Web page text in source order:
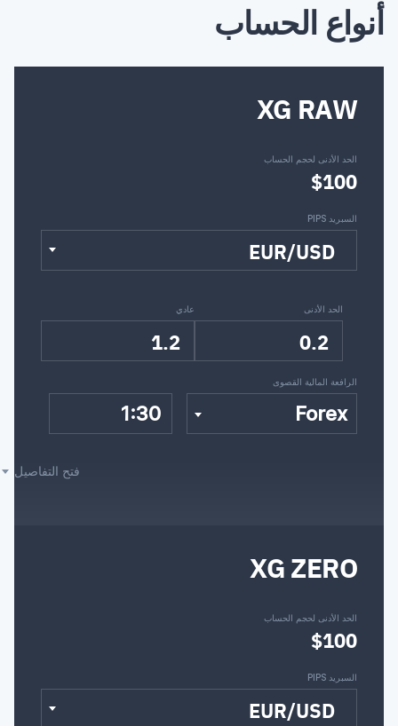
أنواع الحساب
XG RAW
فتح التفاصيل
الحد الأدنى لحجم الحساب
$100
السبريد PIPS
EUR/USD
الحد الأدنى
0.2
عادي
1.2
الرافعة المالية القصوى
Forex
1:30
XG ZERO
الحد الأدنى لحجم الحساب
$100
السبريد PIPS
EUR/USD